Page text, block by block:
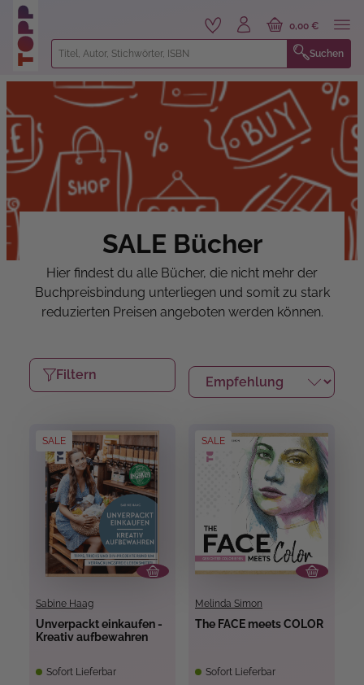
springen
Suchen
0,00 €
SALE Bücher
Hier findest du alle Bücher, die nicht mehr der
Buchpreisbindung unterliegen und somit zu stark
reduzierten Preisen angeboten werden können.
Filtern
SALE
Sabine Haag
Unverpackt einkaufen -
Kreativ aufbewahren
Sofort Lieferbar
SALE
Melinda Simon
The FACE meets COLOR
Sofort Lieferbar